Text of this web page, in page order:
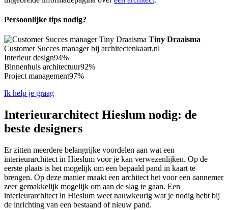
Persoonlijke tips nodig?
Tiny Draaisma
Customer Succes manager bij architectenkaart.nl
Interieur design94%
Binnenhuis architectuur92%
Project management97%
Ik help je graag
Interieurarchitect Hieslum nodig: de
beste designers
Er zitten meerdere belangrijke voordelen aan wat een
interieurarchitect in Hieslum voor je kan verwezenlijken. Op de
eerste plaats is het mogelijk om een bepaald pand in kaart te
brengen. Op deze manier maakt een architect het voor een aannemer
zeer gemakkelijk mogelijk om aan de slag te gaan. Een
interieurarchitect in Hieslum weet nauwkeurig wat je nodig hebt bij
de inrichting van een bestaand of nieuw pand.